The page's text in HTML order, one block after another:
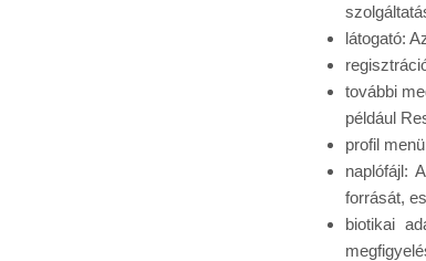
látogató:
további
például
profil
naplófájl:
forrását,
biotikai